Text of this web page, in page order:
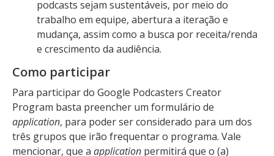
podcasts sejam sustentáveis, por meio do
trabalho em equipe, abertura a iteração e
mudança, assim como a busca por receita/renda
e crescimento da audiência.
Como participar
Para participar do Google Podcasters Creator
Program basta preencher um formulário de
application, para poder ser considerado para um dos
três grupos que irão frequentar o programa. Vale
mencionar, que a application permitirá que o (a)